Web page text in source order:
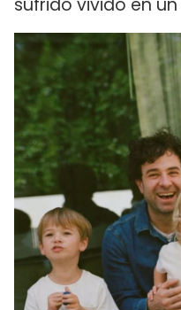
sufrido vivido en un